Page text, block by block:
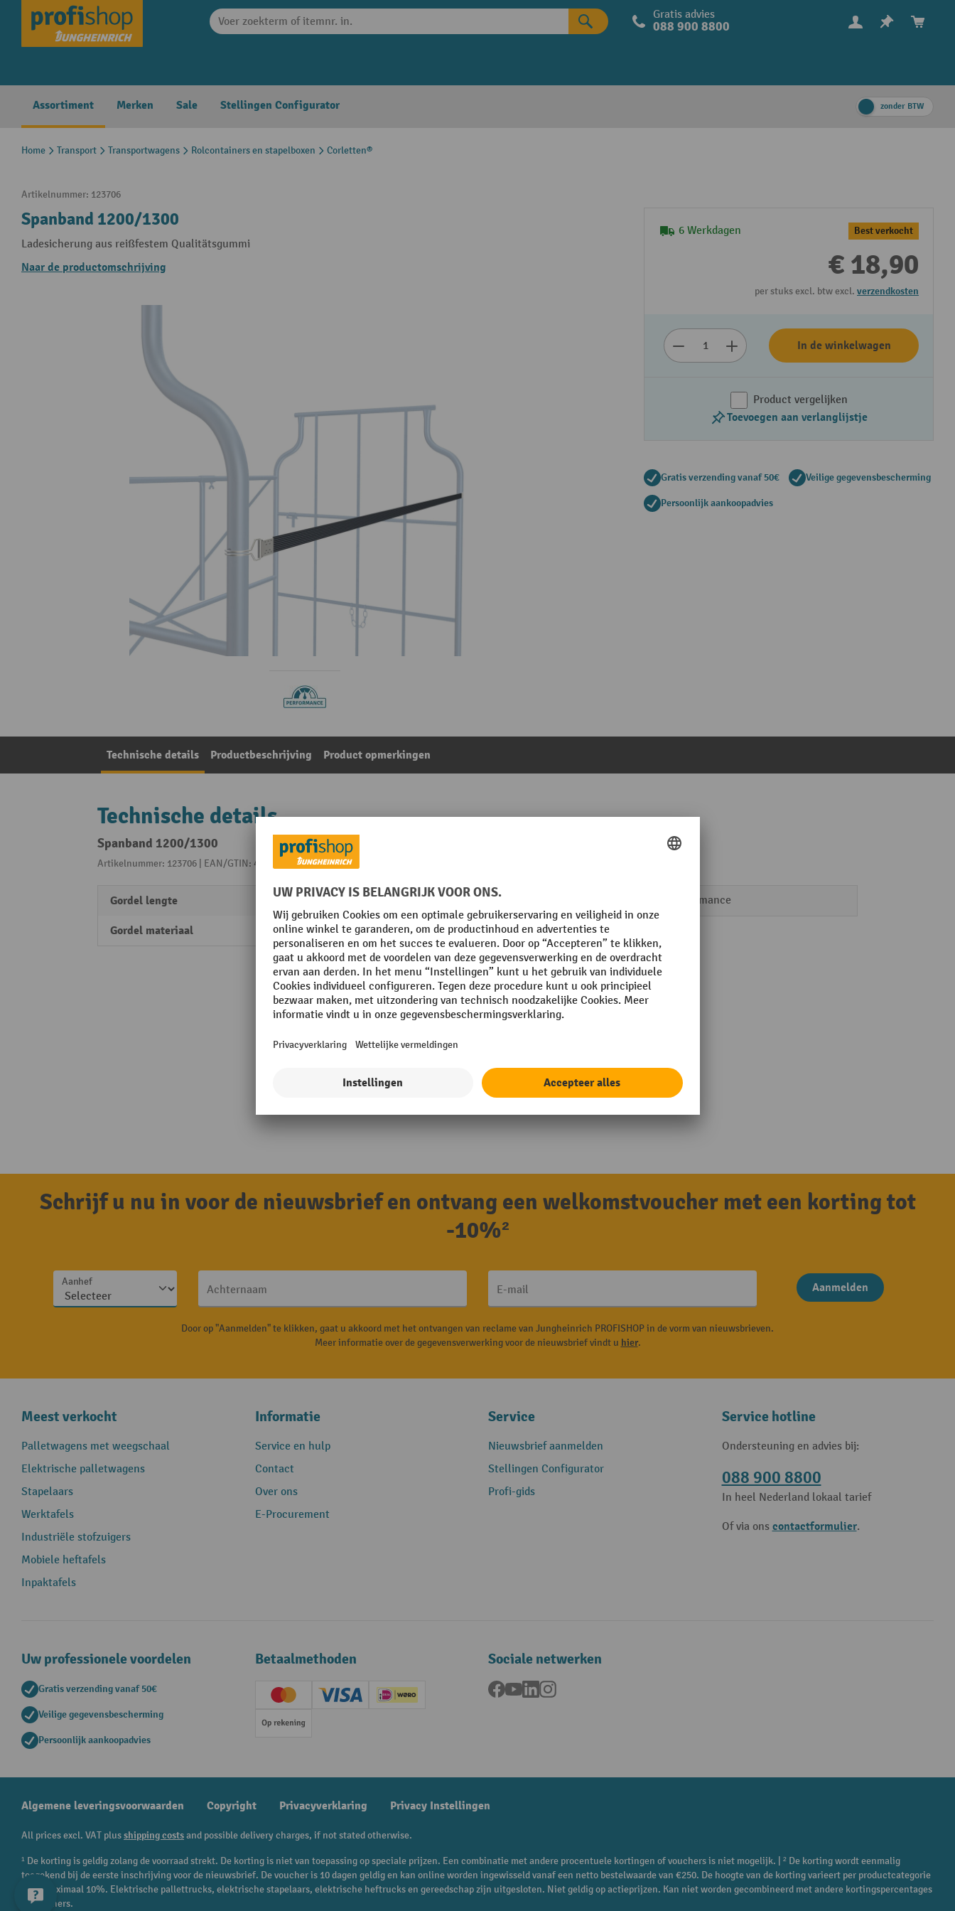
Skip to main navigation Gratis advies
088 900 8800
Assortiment Merken Sale Stellingen Configurator zonder BTW
Home Transport Transportwagens Rolcontainers en stapelboxen Corletten®
Artikelnummer: 123706
Spanband 1200/1300
Ladesicherung aus reißfestem Qualitätsgummi
Naar de productomschrijving
6 Werkdagen Best verkocht
€ 18,90
per stuks excl. btw excl. verzendkosten
In de winkelwagen
Product vergelijken
Toevoegen aan verlanglijstje
Gratis verzending vanaf 50€ Veilige gegevensbescherming
Persoonlijk aankoopadvies
Technische details Productbeschrijving Product opmerkingen
Technische details
Spanband 1200/1300
Artikelnummer: 123706 | EAN/GTIN: 4035694008410Uit de categorie:
Gordel lengte 1200 mm
Gordel materiaal Rubber
Rubriek Performance
Schrijf u nu in voor de nieuwsbrief en ontvang een welkomstvoucher met een korting tot
-10%²
Aanhef
Achternaam E-mail Aanmelden
Door op "Aanmelden" te klikken, gaat u akkoord met het ontvangen van reclame van Jungheinrich PROFISHOP in de vorm van nieuwsbrieven.
Meer informatie over de gegevensverwerking voor de nieuwsbrief vindt u hier.
Meest verkocht
Palletwagens met weegschaal
Elektrische palletwagens
Stapelaars
Werktafels
Industriële stofzuigers
Mobiele heftafels
Inpaktafels
Informatie
Service en hulp
Contact
Over ons
E-Procurement
Service
Nieuwsbrief aanmelden
Stellingen Configurator
Profi-gids
Service hotline
Ondersteuning en advies bij:
088 900 8800
In heel Nederland lokaal tarief
Of via ons contactformulier.
Uw professionele voordelen
Gratis verzending vanaf 50€
Veilige gegevensbescherming
Persoonlijk aankoopadvies
Betaalmethoden
Creditcard (Master)Creditcard (Visa)iDEAL | Wero
Op rekening
Sociale netwerken
Facebook
YouTubeLinkedInInstagram
Algemene leveringsvoorwaarden Copyright Privacyverklaring Privacy Instellingen
All prices excl. VAT plusshipping costsand possible delivery charges, if not stated otherwise.
¹ De korting is geldig zolang de voorraad strekt. De korting is niet van toepassing op speciale prijzen. Een combinatie met andere procentuele kortingen of vouchers is niet mogelijk. | ² De korting wordt eenmalig
toegekend bij de eerste inschrijving voor de nieuwsbrief. De voucher is 10 dagen geldig en kan online worden ingewisseld vanaf een netto bestelwaarde van €250. De hoogte van de korting varieert per productcategorie
en is maximaal 10%. Elektrische pallettrucks, elektrische stapelaars, elektrische heftrucks en gereedschap zijn uitgesloten. Niet geldig op actieprijzen. Kan niet worden gecombineerd met andere kortingspercentages
of vouchers.